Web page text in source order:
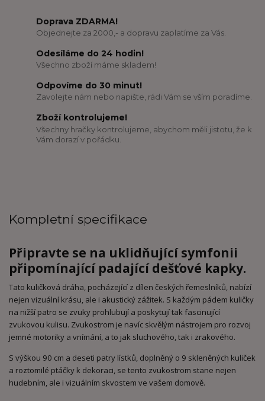
Doprava ZDARMA!
Objednejte za 2000,- a dopravu zaplatíme za Vás.
Odesíláme do 24 hodin!
Všechno zboží máme skladem!
Odpovíme do 30 minut!
Zavolejte nám nebo napište, rádi Vám se vším poradíme.
Zboží kontrolujeme!
Všechny hračky kontrolujeme, abychom měli jistotu, že k
Vám dorazí v pořádku.
Kompletní specifikace
Připravte se na uklidňující symfonii
připomínající padající dešťové kapky.
Tato kuličková dráha, pocházející z dílen českých řemeslníků, nabízí
nejen vizuální krásu, ale i akustický zážitek. S každým pádem kuličky
na nižší patro se zvuky prohlubují a poskytují tak fascinující
zvukovou kulisu. Zvukostrom je navíc skvělým nástrojem pro rozvoj
jemné motoriky a vnímání, a to jak sluchového, tak i zrakového.
S výškou 90 cm a deseti patry lístků, doplněný o 9 skleněných kuliček
a roztomilé ptáčky k dekoraci, se tento zvukostrom stane nejen
hudebním, ale i vizuálním skvostem ve vašem domově.